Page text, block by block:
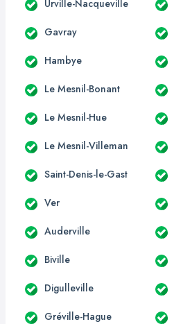
Urville-Nacqueville
Gavray
Hambye
Le Mesnil-Bonant
Le Mesnil-Hue
Le Mesnil-Villeman
Saint-Denis-le-Gast
Ver
Auderville
Biville
Digulleville
Gréville-Hague